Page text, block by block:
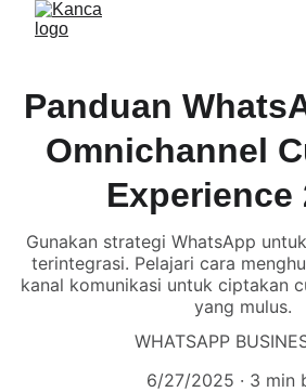
Panduan
Omnichannel
Experience
Gunakan strategi WhatsApp
terintegrasi. Pelajari cara
kanal komunikasi untuk ciptakan
yang mulus.
WHATSAPP
6/27/2025
3 min